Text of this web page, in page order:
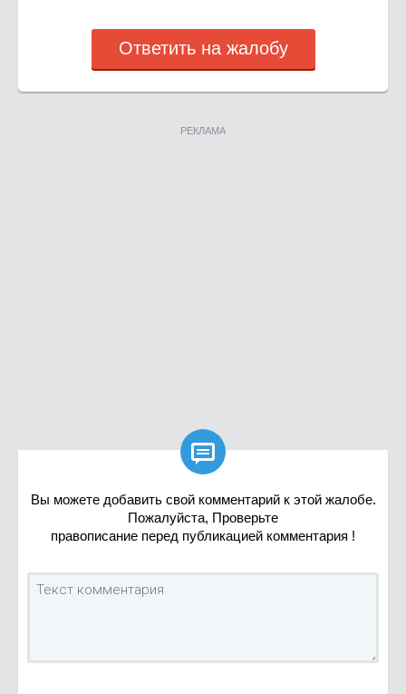
Ответить на жалобу
РЕКЛАМА

Вы можете добавить свой комментарий к этой жалобе.
Пожалуйста, Проверьте
правописание перед публикацией комментария !